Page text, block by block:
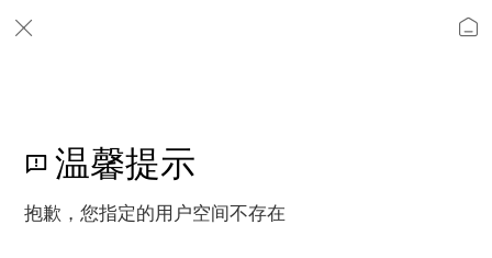
温馨提示
抱歉，您指定的用户空间不存在